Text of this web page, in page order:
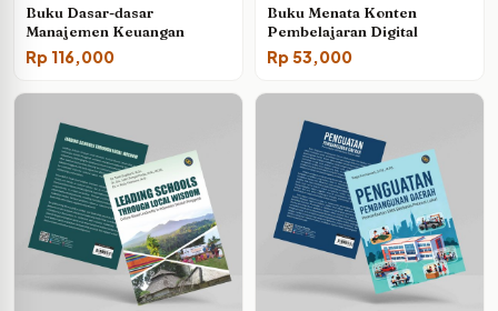
Buku Dasar-dasar
Manajemen Keuangan
Rp 116,000
Buku Menata Konten
Pembelajaran Digital
Rp53,000